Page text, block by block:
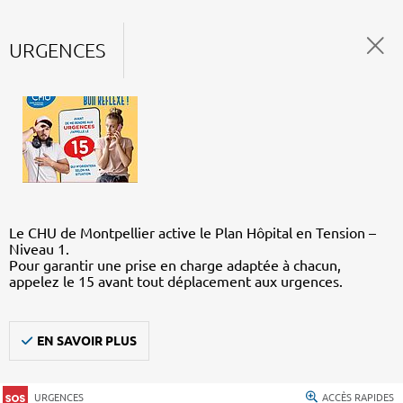
URGENCES
Le CHU de Montpellier active le Plan Hôpital en Tension –
Niveau 1.
Pour garantir une prise en charge adaptée à chacun,
appelez le 15 avant tout déplacement aux urgences.
EN SAVOIR PLUS
URGENCES ACCÈS RAPIDES